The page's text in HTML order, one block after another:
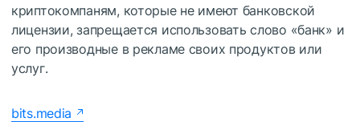
криптокомпаням, которые не имеют банковской
лицензии, запрещается использовать слово «банк» и
его производные в рекламе своих продуктов или
услуг.
bits.media